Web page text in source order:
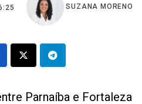
SUZANA MORENO
Parnaíba e Fortaleza